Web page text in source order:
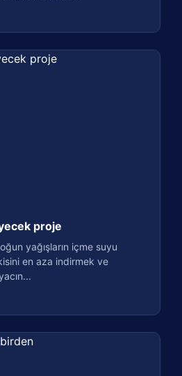
proje
yağışların içme suyu
en aza indirmek ve